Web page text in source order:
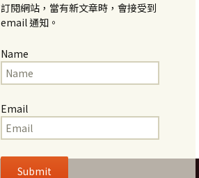
訂閱網站，當有新文章時，會接受到
email 通知。
Name
Email